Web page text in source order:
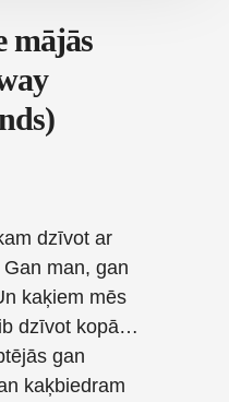
mājās
dzīvot ar
man, gan
kaķiem mēs
dzīvot kopā…
gan
kaķbiedram